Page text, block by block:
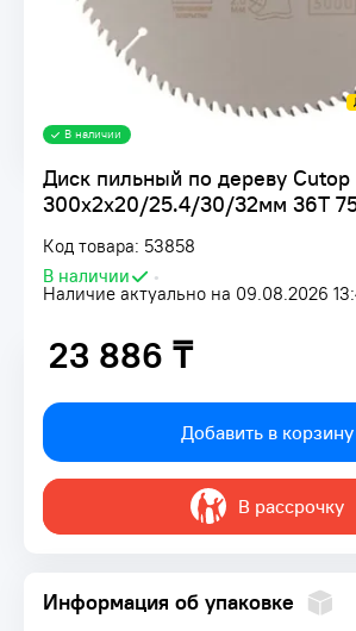
Диск пильный по дереву
300х2х20/25.4/30/32мм 36T
Код товара: 53858
В наличии
•
Наличие актуально на 09.08.2026
В наличии
23 886 ₸
23 886 ₸
Добавить в корзину
В рассрочку
Информация об упаковке